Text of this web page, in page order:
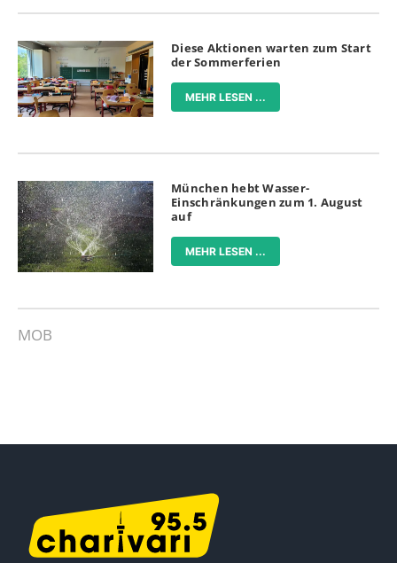
Diese Aktionen warten zum Start
der Sommerferien
MEHR LESEN ...
München hebt Wasser-
Einschränkungen zum 1. August
auf
MEHR LESEN ...
MOB